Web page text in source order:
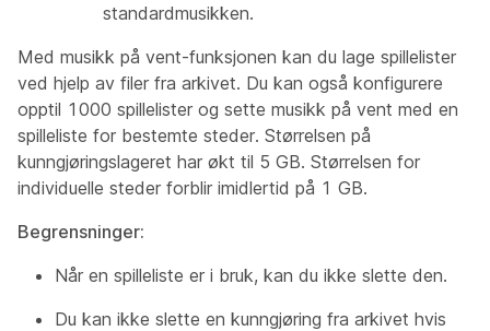
standardmusikken.
Med musikk på vent-funksjonen kan du lage spillelister
ved hjelp av filer fra arkivet. Du kan også konfigurere
opptil 1000 spillelister og sette musikk på vent med en
spilleliste for bestemte steder. Størrelsen på
kunngjøringslageret har økt til 5 GB. Størrelsen for
individuelle steder forblir imidlertid på 1 GB.
Begrensninger:
Når en spilleliste er i bruk, kan du ikke slette den.
Du kan ikke slette en kunngjøring fra arkivet hvis